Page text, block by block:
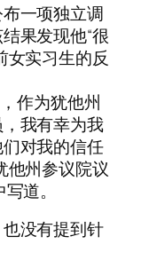
一项独立调
果发现他“很
女实习生的反
作为犹他州
我有幸为我
对我的信任
他州参议院议
道。
没有提到针